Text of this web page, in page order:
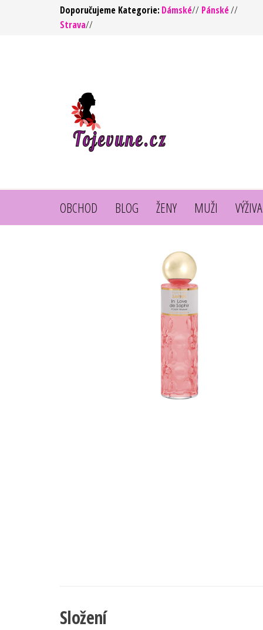
Doporučujeme Kategorie: Dámské// Pánské//
Strava//
OBCHOD BLOG ŽENY MUŽI VÝŽIVA
Složení